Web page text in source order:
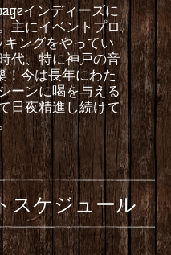
インディーズに
主にイベントプロ
ングをやってい
代、特に神戸の音
！今は長年にわた
ーンに喝を与える
日夜精進し続けて
スケジュール